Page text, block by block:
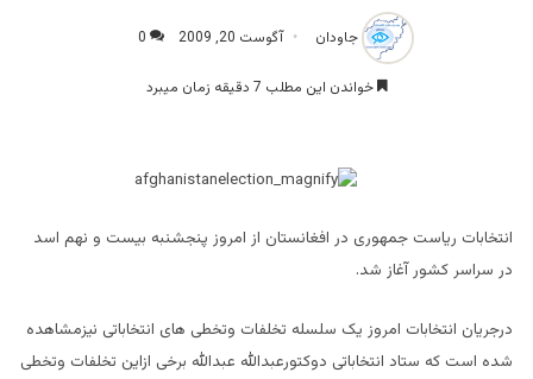
جاودان آگوست 20, 2009 0
خواندن این مطلب 7 دقیقه زمان میبرد
انتخابات ریاست جمهوری در افغانستان از امروز پنجشنبه بیست و نهم اسد
در سراسر کشور آغاز شد.
درجریان انتخابات امروز یک سلسله تخلفات وتخطی های انتخاباتی نیزمشاهده
شده است که ستاد انتخاباتی دوکتورعبدالله عبدالله برخی ازاین تخلفات وتخطی